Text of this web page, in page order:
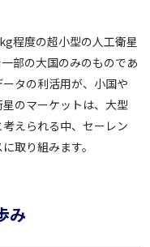
程度の超小型の人工衛星
部の大国のみのものであ
タの利活用が、小国や
のマーケットは、大型
えられる中、セーレン
取り組みます。
み